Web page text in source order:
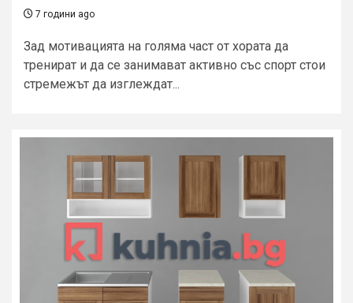
7 години ago
Зад мотивацията на голяма част от хората да
тренират и да се занимават активно със спорт стои
стремежът да изглеждат...